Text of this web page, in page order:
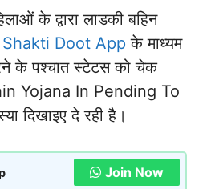
के द्वारा लाडकी बहिन
Doot App के माध्यम
के पश्चात स्टेटस को चेक
Yojana In Pending To
दिखाइए दे रही है।
Join Now